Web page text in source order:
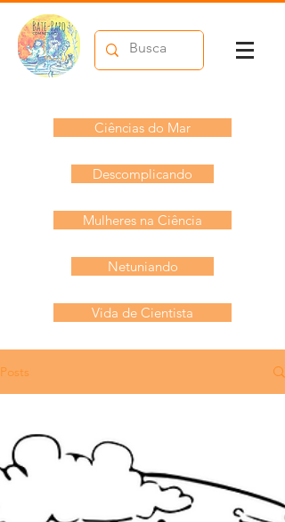
Ciências do Mar
Descomplicando
Mulheres na Ciência
Netuniando
Vida de Cientista
Posts